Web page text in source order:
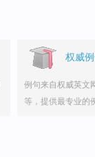
权威
例句来自权威英文
等，提供最专业的